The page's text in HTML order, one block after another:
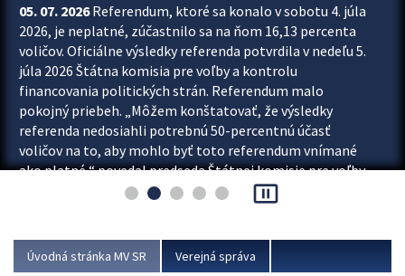
05. 07. 2026Referendum, ktoré sa konalo v sobotu 4. júla
2026, je neplatné, zúčastnilo sa na ňom 16,13 percenta
voličov. Oficiálne výsledky referenda potvrdila v nedeľu 5.
júla 2026 Štátna komisia pre voľby a kontrolu
financovania politických strán. Referendum malo
pokojný priebeh. „Môžem konštatovať, že výsledky
referenda nedosiahli potrebnú 50-percentnú účasť
voličov na to, aby mohlo byť toto referendum vnímané
ako platné,“ povedal predseda Štátnej komisie pre voľby
a kontrolu financovania politických...
pause_presentation
Úvodná stránka MV SR Verejná správa